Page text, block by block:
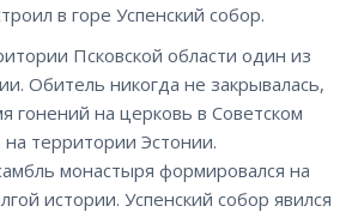
в горе Успенский собор.
Псковской области один из
Обитель никогда не закрывалась,
гонений на церковь в Советском
территории Эстонии.
монастыря формировался на
истории. Успенский собор явился